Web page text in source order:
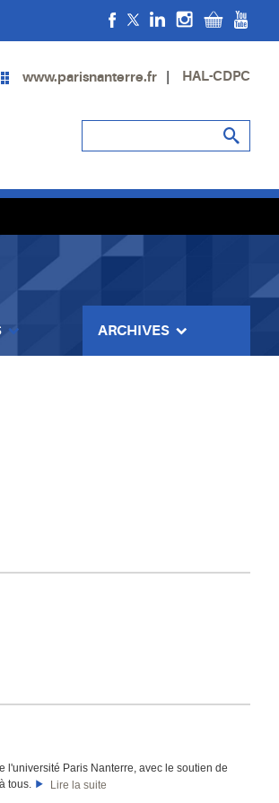
www.parisnanterre.fr HAL-CDPC
ARCHIVES
l'université Paris Nanterre, avec le soutien de
tous.
Lire la suite